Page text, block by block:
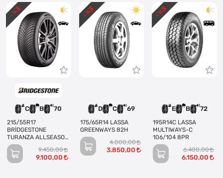
C B 70
215/55R17
BRİDGESTONE
TURANZA ALLSEASON
6 98W XL
9.450,00
9.100,00
- %
3
D C 69
175/65R14 LASSA
GREENWAYS 82H
4.000,00
3.850,00
- %
3
E B 72
195R14C LASSA
MULTIWAYS-C
106/104 8PR
6.400,00
6.150,00
- %
3